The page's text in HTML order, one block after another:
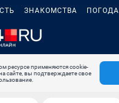
ЗНАКОМСТВА ПОГОДА
ресурсе применяются cookie-
сайте, вы подтверждаете свое